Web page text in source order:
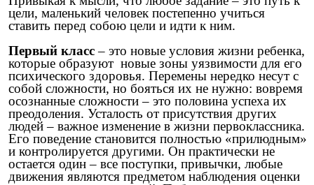
цели, маленький человек постепенно учиться
ставить перед собою цели и идти к ним.
Первый класс – это новые условия жизни ребенка,
которые образуют новые зоны уязвимости для его
психического здоровья. Перемены нередко несут с
собой сложности, но бояться их не нужно: вовремя
осознанные сложности – это половина успеха их
преодоления. Усталость от присутствия других
людей – важное изменение в жизни первоклассника.
Его поведение становится полностью «прилюдным»
и контролируется другими. Он практически не
остается один – все поступки, привычки, любые
движения являются предметом наблюдения оценки